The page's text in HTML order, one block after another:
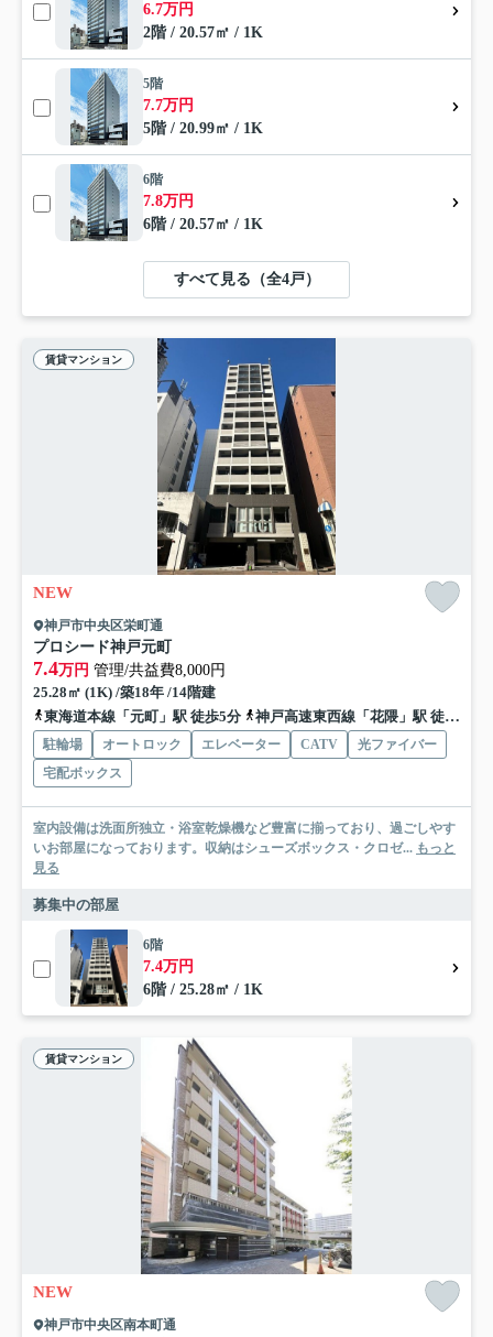
6.7万円
2階 / 20.57㎡ / 1K
5階
7.7万円
5階 / 20.99㎡ / 1K
6階
7.8万円
6階 / 20.57㎡ / 1K
すべて見る（全4戸）
賃貸マンション
NEW
神戸市中央区栄町通
プロシード神戸元町
7.4万円 管理/共益費8,000円
25.28㎡ (1K) /築18年 /14階建
東海道本線「元町」駅 徒歩5分
神戸高速東西線「花隈」駅 徒歩8分
駐輪場 オートロック エレベーター CATV
光ファイバー
宅配ボックス
室内設備は洗面所独立・浴室乾燥機など豊富に揃っており、過ごしやす
いお部屋になっております。収納はシューズボックス・クロゼ... もっと
見る
募集中の部屋
6階
7.4万円
6階 / 25.28㎡ / 1K
賃貸マンション
NEW
神戸市中央区南本町通